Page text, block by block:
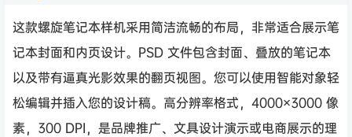
这款螺旋笔记本样机采用简洁流畅的布局，非常适合展示笔
记本封面和内页设计。PSD 文件包含封面、叠放的笔记本
以及带有逼真光影效果的翻页视图。您可以使用智能对象轻
松编辑并插入您的设计稿。高分辨率格式，4000×3000 像
素，300 DPI，是品牌推广、文具设计演示或电商展示的理